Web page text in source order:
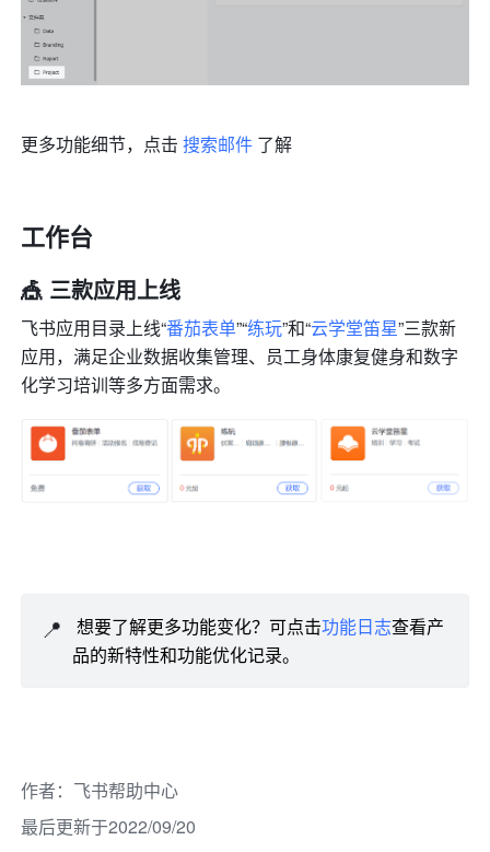
更多功能细节，点击 搜索邮件 了解
工作台
🎪 三款应用上线
飞书应用目录上线“番茄表单”“练玩”和“云学堂笛星”三款新
应用，满足企业数据收集管理、员工身体康复健身和数字
化学习培训等多方面需求。
📍 想要了解更多功能变化？可点击功能日志查看产
品的新特性和功能优化记录。
作者： 飞书帮助中心
最后更新于2022/09/20